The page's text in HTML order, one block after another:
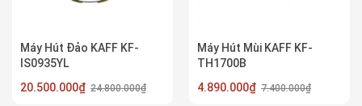
Máy Hút Đảo KAFF KF-
IS0935YL
20.500.000₫ 24.800.000₫
Máy Hút Mùi KAFF KF-
TH1700B
4.890.000₫ 7.400.000₫